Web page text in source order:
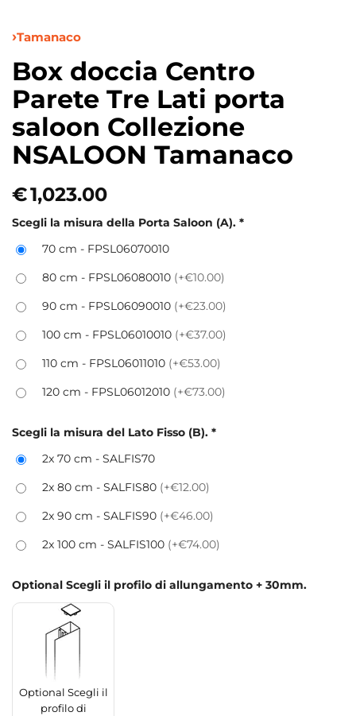
Tamanaco
Box doccia Centro
Parete Tre Lati porta
saloon Collezione
NSALOON Tamanaco
€1,023.00
Scegli la misura della Porta Saloon (A). *
70 cm - FPSL06070010
80 cm - FPSL06080010 (+€10.00)
90 cm - FPSL06090010 (+€23.00)
100 cm - FPSL06010010 (+€37.00)
110 cm - FPSL06011010 (+€53.00)
120 cm - FPSL06012010 (+€73.00)
Scegli la misura del Lato Fisso (B). *
2x 70 cm - SALFIS70
2x 80 cm - SALFIS80 (+€12.00)
2x 90 cm - SALFIS90 (+€46.00)
2x 100 cm - SALFIS100 (+€74.00)
Optional Scegli il profilo di allungamento + 30mm.
Optional Scegli il
profilo di